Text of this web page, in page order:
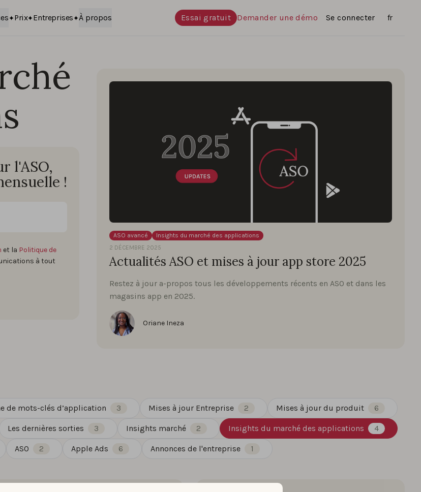
Prix Entreprises À propos Essai gratuit Demander une démo Se connecter Langues
fr
l'ASO,
!
et la Politique de
à tout
de mots-clés d’application 3 Mises à jour Entreprise 2 Mises à jour du produit 6
Les dernières sorties 3 Insights marché 2 Insights du marché des applications 4
ASO 2 Apple Ads 6 Annonces de l'entreprise 1
ASO avancé
Insights du marché des applications
2 DÉCEMBRE 2025
Actualités ASO et mises à jour app store 2025
Restez à jour a-propos tous les développements récents en ASO et dans les
magasins app en 2025.
Oriane Ineza